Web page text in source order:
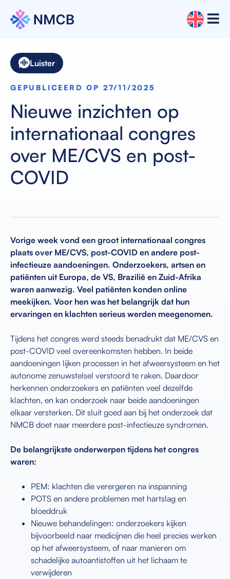
Luister
GEPUBLICEERD OP 27/11/2025
Nieuwe inzichten op
internationaal congres
over ME/CVS en post-
COVID
Vorige week vond een groot internationaal congres
plaats over ME/CVS, post-COVID en andere post-
infectieuze aandoeningen. Onderzoekers, artsen en
patiënten uit Europa, de VS, Brazilië en Zuid-Afrika
waren aanwezig. Veel patiënten konden online
meekijken. Voor hen was het belangrijk dat hun
ervaringen en klachten serieus werden meegenomen.
Tijdens het congres werd steeds benadrukt dat ME/CVS en
post-COVID veel overeenkomsten hebben. In beide
aandoeningen lijken processen in het afweersysteem en het
autonome zenuwstelsel verstoord te raken. Daardoor
herkennen onderzoekers en patiënten veel dezelfde
klachten, en kan onderzoek naar beide aandoeningen
elkaar versterken. Dit sluit goed aan bij het onderzoek dat
NMCB doet naar meerdere post-infectieuze syndromen.
De belangrijkste onderwerpen tijdens het congres
waren:
PEM: klachten die verergeren na inspanning
POTS en andere problemen met hartslag en
bloeddruk
Nieuwe behandelingen: onderzoekers kijken
bijvoorbeeld naar medicijnen die heel precies werken
op het afweersysteem, of naar manieren om
schadelijke autoantistoffen uit het lichaam te
verwijderen